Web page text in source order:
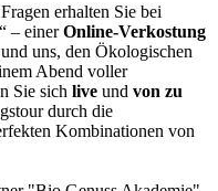
erhalten Sie bei
– einerOnline-Verkostung
uns, den Ökologischen
Abend voller
Sie sich live und von zu
durch die
Kombinationen von